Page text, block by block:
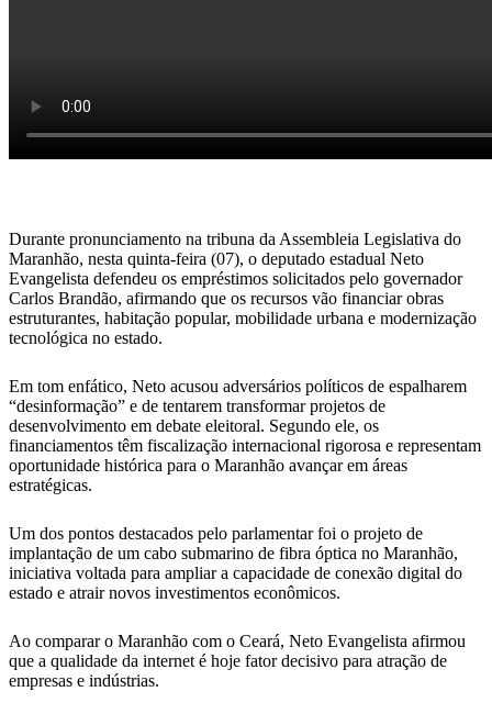
Durante pronunciamento na tribuna da Assembleia Legislativa do
Maranhão, nesta quinta-feira (07), o deputado estadual Neto
Evangelista defendeu os empréstimos solicitados pelo governador
Carlos Brandão, afirmando que os recursos vão financiar obras
estruturantes, habitação popular, mobilidade urbana e modernização
tecnológica no estado.
Em tom enfático, Neto acusou adversários políticos de espalharem
“desinformação” e de tentarem transformar projetos de
desenvolvimento em debate eleitoral. Segundo ele, os
financiamentos têm fiscalização internacional rigorosa e representam
oportunidade histórica para o Maranhão avançar em áreas
estratégicas.
Um dos pontos destacados pelo parlamentar foi o projeto de
implantação de um cabo submarino de fibra óptica no Maranhão,
iniciativa voltada para ampliar a capacidade de conexão digital do
estado e atrair novos investimentos econômicos.
Ao comparar o Maranhão com o Ceará, Neto Evangelista afirmou
que a qualidade da internet é hoje fator decisivo para atração de
empresas e indústrias.